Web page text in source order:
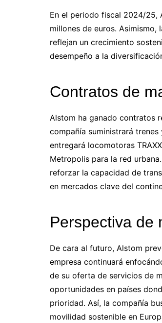
En el periodo fiscal 2024/25,
millones de euros. Asimismo,
reflejan un crecimiento
desempeño a la
Contratos de
Alstom ha ganado contratos
compañía suministrará trenes
entregará locomotoras
Metropolis para la red
reforzar la capacidad de
en mercados clave del
Perspectiva de
De cara al futuro, Alstom
empresa continuará
de su oferta de servicios de
oportunidades en países
prioridad. Así, la compañía
movilidad sostenible en